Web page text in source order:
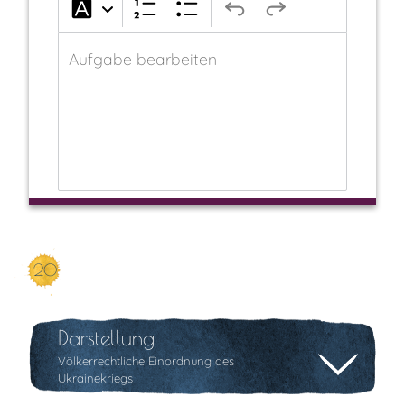
20
Darstellung
Völkerrechtliche Einordnung des
Ukrainekriegs